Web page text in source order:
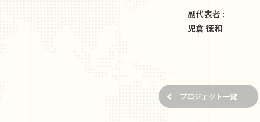
副代表者 :
児倉 徳和
プロジェクト一覧